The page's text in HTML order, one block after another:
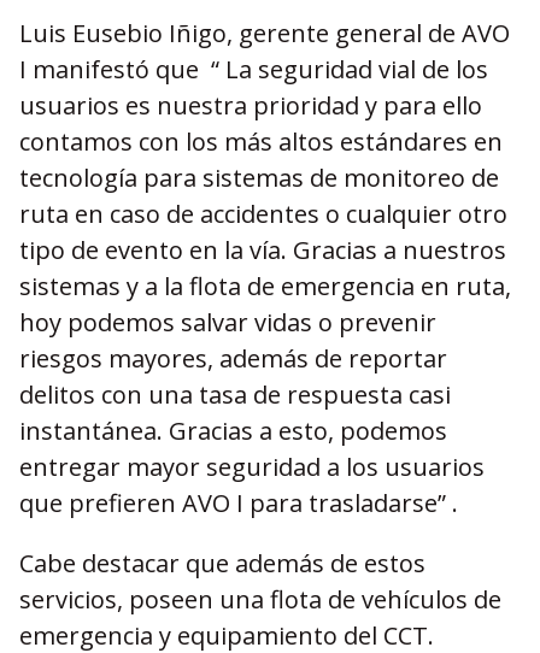
Luis Eusebio Iñigo, gerente general de AVO
I manifestó que “ La seguridad vial de los
usuarios es nuestra prioridad y para ello
contamos con los más altos estándares en
tecnología para sistemas de monitoreo de
ruta en caso de accidentes o cualquier otro
tipo de evento en la vía. Gracias a nuestros
sistemas y a la flota de emergencia en ruta,
hoy podemos salvar vidas o prevenir
riesgos mayores, además de reportar
delitos con una tasa de respuesta casi
instantánea. Gracias a esto, podemos
entregar mayor seguridad a los usuarios
que prefieren AVO I para trasladarse” .
Cabe destacar que además de estos
servicios, poseen una flota de vehículos de
emergencia y equipamiento del CCT.